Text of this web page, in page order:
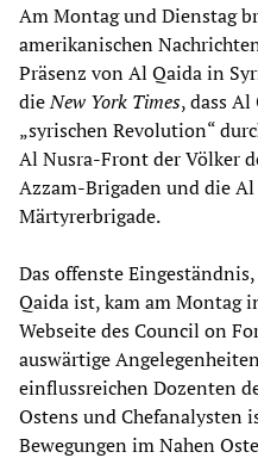
Am Montag und Dienstag
amerikanischen
Präsenz von Al Qaida in
dieNew York Times, dass
„syrischen Revolution“
Al Nusra-Front der Völker
Azzam-Brigaden und die
Märtyrerbrigade.
Das offenste
Qaida ist, kam am Montag
Webseite des Council on
auswärtige
einflussreichen Dozenten
Ostens und Chefanalysten
Bewegungen im Nahen